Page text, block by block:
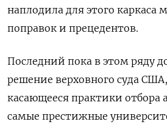
наплодила для этого каркаса
поправок и прецедентов.
Последний пока в этом ряду
решение верховного суда США,
касающееся практики отбора
самые престижные